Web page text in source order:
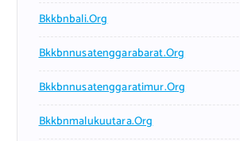
Bkkbnbali.org
Bkkbnnusatenggarabarat.org
Bkkbnnusatenggaratimur.org
Bkkbnmalukuutara.org